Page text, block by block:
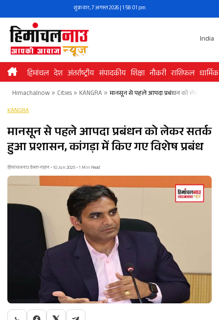
to
content
शुक्रवार, 7 अगस्त 2026 | 1:58:02 pm
India
हिमांचल देश अंतर्राष्ट्रीय संपादकीय शिक्षा नौकरी राशिफल धार्मिक
Himachalnow» Cities» KANGRA » मानसून से पहले आपदा प्रबंधन को लेकर सतर्क
KANGRA
मानसून से पहले आपदा प्रबंधन को लेकर सतर्क
हुआ प्रशासन, कांगड़ा में किए गए विशेष प्रबंध
हिमांचलनाउ डेस्क नाहन • 10 Jun 2025 • 1 Min Read